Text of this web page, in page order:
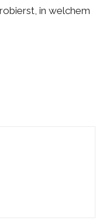
in welchem